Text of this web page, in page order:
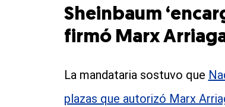
Sheinbaum
firmó Marx
La mandataria sostuvo que
plazas que autorizó Marx